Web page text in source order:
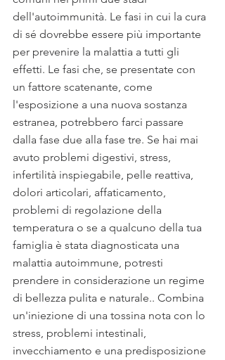
dell'autoimmunità. Le fasi in cui la cura
di sé dovrebbe essere più importante
per prevenire la malattia a tutti gli
effetti. Le fasi che, se presentate con
un fattore scatenante, come
l'esposizione a una nuova sostanza
estranea, potrebbero farci passare
dalla fase due alla fase tre. Se hai mai
avuto problemi digestivi, stress,
infertilità inspiegabile, pelle reattiva,
dolori articolari, affaticamento,
problemi di regolazione della
temperatura o se a qualcuno della tua
famiglia è stata diagnosticata una
malattia autoimmune, potresti
prendere in considerazione un regime
di bellezza pulita e naturale.. Combina
un'iniezione di una tossina nota con lo
stress, problemi intestinali,
invecchiamento e una predisposizione